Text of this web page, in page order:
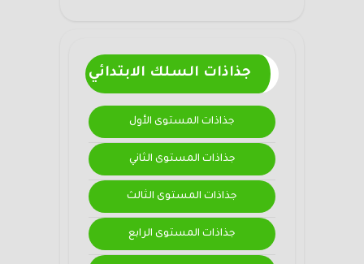
جذاذات السلك الابتدائي
جذاذات المستوى الأول
جذاذات المستوى الثاني
جذاذات المستوى الثالث
جذاذات المستوى الرابع